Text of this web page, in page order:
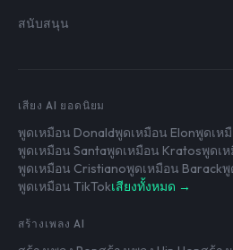
สนับสนุน
เสียง AI ยอดนิยม
พูดเหมือน Donaldพูดเหมือน Elonพูดเห
พูดเหมือน Santaพูดเหมือน Kratosพูดเ
พูดเหมือน Cristianoพูดเหมือน Barackพู
พูดเหมือน TikTokเสียงทั้งหมด →
สร้างเพลง AI